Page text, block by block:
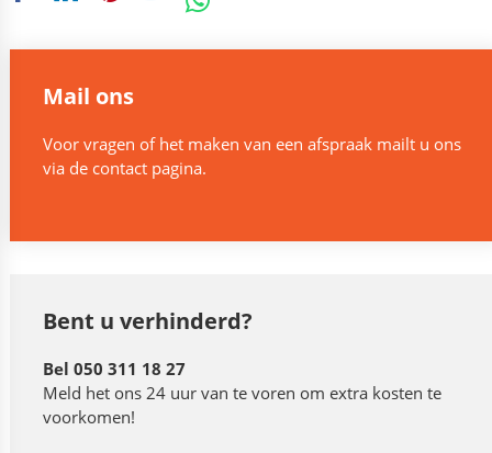
Mail ons
Voor vragen of het maken van een afspraak mailt u ons
via de contactpagina.
Bent u verhinderd?
Bel 050 311 18 27
Meld het ons 24 uur van te voren om extra kosten te
voorkomen!